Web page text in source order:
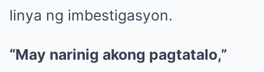
linya ng imbestigasyon.
“May narinig akong pagtatalo,”